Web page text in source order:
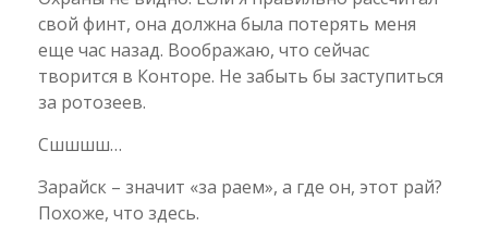
свой финт, она должна была потерять меня
еще час назад. Воображаю, что сейчас
творится в Конторе. Не забыть бы заступиться
за ротозеев.
Сшшшш…
Зарайск – значит «за раем», а где он, этот рай?
Похоже, что здесь.